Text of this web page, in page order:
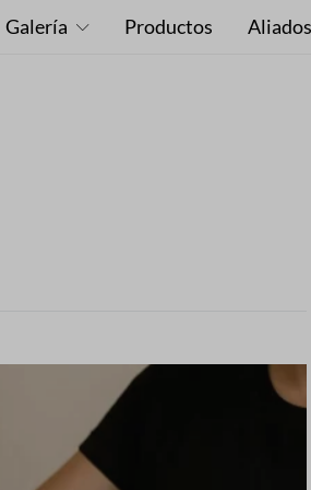
Galería Productos Aliados